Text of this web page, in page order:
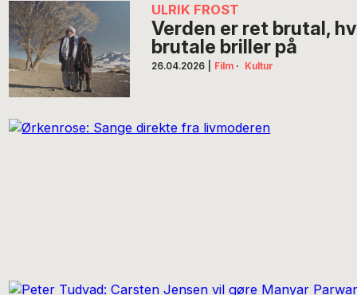
ULRIK FROST
Verden er ret brutal,
brutale briller på
26.04.2026 Film · Kultur